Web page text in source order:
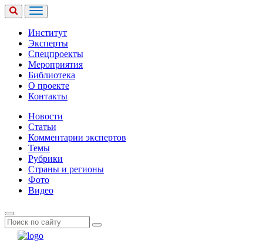
Институт
Эксперты
Спецпроекты
Мероприятия
Библиотека
О проекте
Контакты
Новости
Статьи
Комментарии экспертов
Темы
Рубрики
Страны и регионы
Фото
Видео